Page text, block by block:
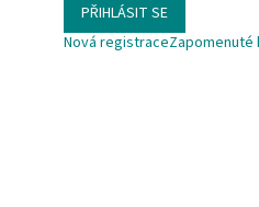
PŘIHLÁSIT SE
Nová registraceZapomenuté